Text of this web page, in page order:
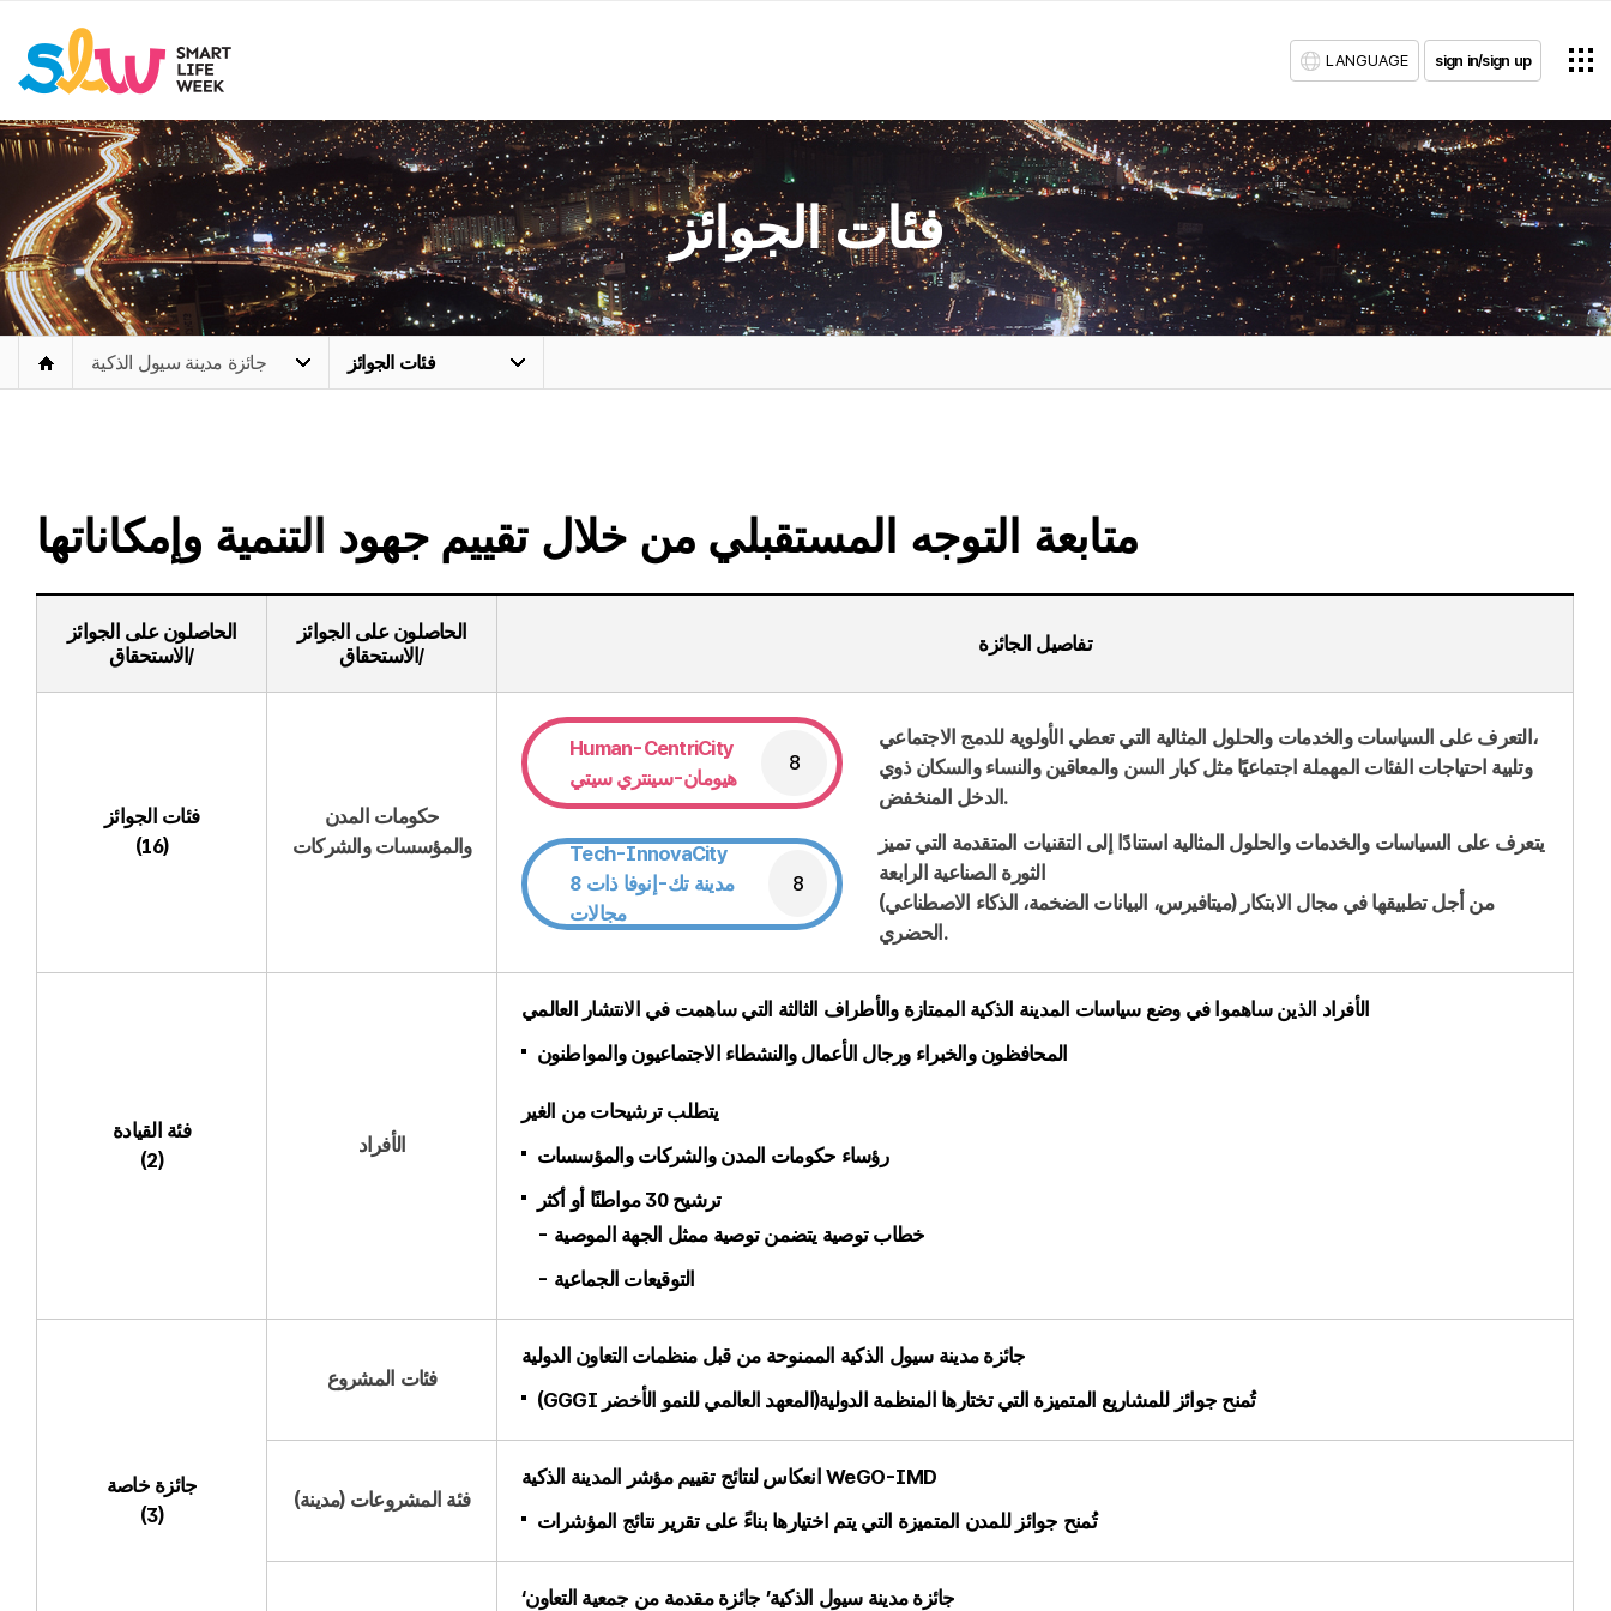
LANGUAGE sign in/sign up
فئات الجوائز
جائزة مدينة سيول الذكية فئات الجوائز
متابعة التوجه المستقبلي من خلال تقييم جهود التنمية وإمكاناتها
الحاصلون على الجوائز
/الاستحقاق
الحاصلون على الجوائز
/الاستحقاق
تفاصيل الجائزة
فئات الجوائز
(16)
حكومات المدن
والمؤسسات والشركات
Human-CentriCity
هيومان-سينتري سيتي
8
التعرف على السياسات والخدمات والحلول المثالية التي تعطي الأولوية للدمج الاجتماعي،
وتلبية احتياجات الفئات المهملة اجتماعيًا مثل كبار السن والمعاقين والنساء والسكان ذوي
الدخل المنخفض.
Tech-InnovaCity
مدينة تك-إنوفا ذات 8
مجالات
8
يتعرف على السياسات والخدمات والحلول المثالية استنادًا إلى التقنيات المتقدمة التي تميز
الثورة الصناعية الرابعة
(ميتافيرس، البيانات الضخمة، الذكاء الاصطناعي) من أجل تطبيقها في مجال الابتكار
الحضري.
فئة القيادة
(2)
الأفراد
الأفراد الذين ساهموا في وضع سياسات المدينة الذكية الممتازة والأطراف الثالثة التي ساهمت في الانتشار العالمي
المحافظون والخبراء ورجال الأعمال والنشطاء الاجتماعيون والمواطنون
يتطلب ترشيحات من الغير
رؤساء حكومات المدن والشركات والمؤسسات
ترشيح 30 مواطنًا أو أكثر
خطاب توصية يتضمن توصية ممثل الجهة الموصية
التوقيعات الجماعية
جائزة خاصة
(3)
فئات المشروع
جائزة مدينة سيول الذكية الممنوحة من قبل منظمات التعاون الدولية
(GGGI المعهد العالمي للنمو الأخضر)تُمنح جوائز للمشاريع المتميزة التي تختارها المنظمة الدولية
فئة المشروعات (مدينة)
انعكاس لنتائج تقييم مؤشر المدينة الذكية WeGO-IMD
تُمنح جوائز للمدن المتميزة التي يتم اختيارها بناءً على تقرير نتائج المؤشرات
‘جائزة مدينة سيول الذكية’ جائزة مقدمة من جمعية التعاون